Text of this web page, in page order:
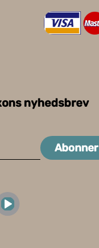
nyhedsbrev
Abonner